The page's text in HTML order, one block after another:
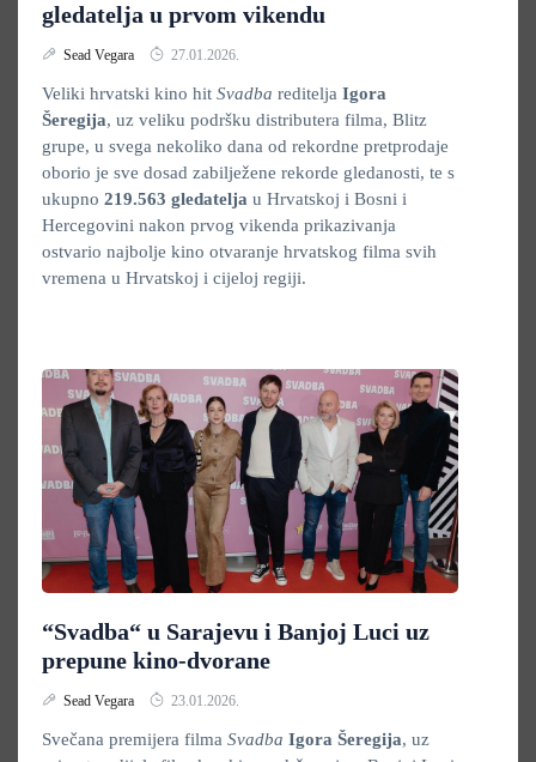
gledatelja u prvom vikendu
Sead Vegara 27.01.2026.
Veliki hrvatski kino hit Svadba reditelja Igora
Šeregija, uz veliku podršku distributera filma, Blitz
grupe, u svega nekoliko dana od rekordne pretprodaje
oborio je sve dosad zabilježene rekorde gledanosti, te s
ukupno 219.563 gledatelja u Hrvatskoj i Bosni i
Hercegovini nakon prvog vikenda prikazivanja
ostvario najbolje kino otvaranje hrvatskog filma svih
vremena u Hrvatskoj i cijeloj regiji.
“Svadba“ u Sarajevu i Banjoj Luci uz
prepune kino-dvorane
Sead Vegara 23.01.2026.
Svečana premijera filma Svadba Igora Šeregija, uz